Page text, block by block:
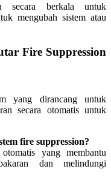
secara berkala untuk
mengubah sistem atau
Fire Suppression
yang dirancang untuk
secara otomatis untuk
fire suppression?
yang membantu
dan melindungi